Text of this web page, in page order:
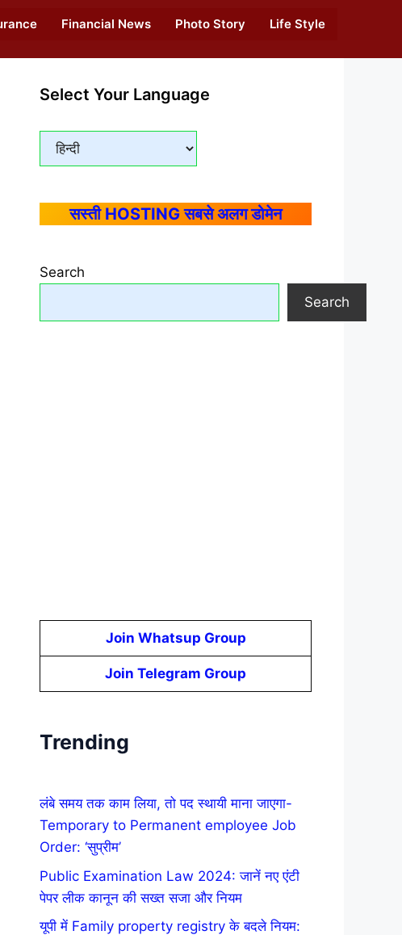
Financial News Photo Story Life Style
Select Your Language
सस्ती HOSTING सबसे अलग डोमेन
Search
Search
Join Whatsup Group
Join Telegram Group
Trending
लंबे समय तक काम लिया, तो पद स्थायी माना जाएगा-
Temporary to Permanent employee Job
Order: ‘सुप्रीम’
Public Examination Law 2024: जानें नए एंटी
पेपर लीक कानून की सख्त सजा और नियम
यूपी में Family property registry के बदले नियम: